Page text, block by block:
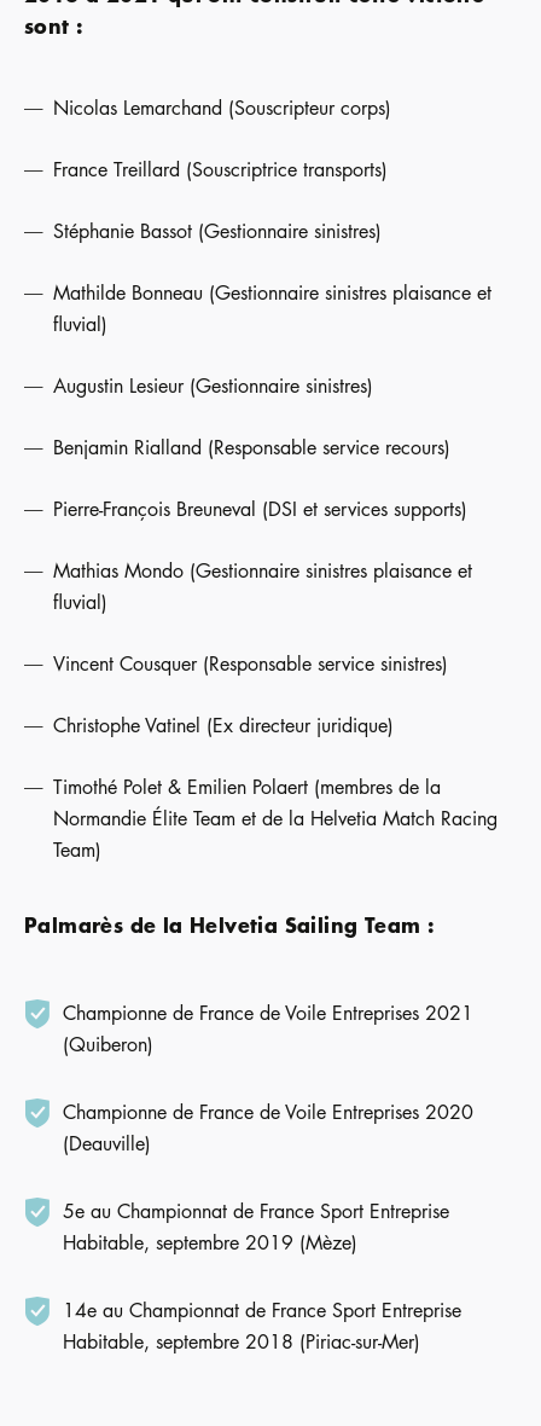
sont :
Nicolas Lemarchand (Souscripteur corps)
France Treillard (Souscriptrice transports)
Stéphanie Bassot (Gestionnaire sinistres)
Mathilde Bonneau (Gestionnaire sinistres plaisance et
fluvial)
Augustin Lesieur (Gestionnaire sinistres)
Benjamin Rialland (Responsable service recours)
Pierre-François Breuneval (DSI et services supports)
Mathias Mondo (Gestionnaire sinistres plaisance et
fluvial)
Vincent Cousquer (Responsable service sinistres)
Christophe Vatinel (Ex directeur juridique)
Timothé Polet & Emilien Polaert (membres de la
Normandie Élite Team et de la Helvetia Match Racing
Team)
Palmarès de la Helvetia Sailing Team :
Championne de France de Voile Entreprises 2021
(Quiberon)
Championne de France de Voile Entreprises 2020
(Deauville)
5e au Championnat de France Sport Entreprise
Habitable, septembre 2019 (Mèze)
14e au Championnat de France Sport Entreprise
Habitable, septembre 2018 (Piriac-sur-Mer)